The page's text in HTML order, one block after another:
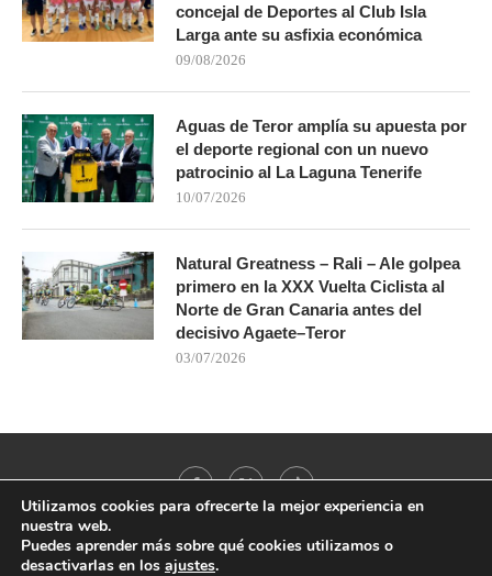
concejal de Deportes al Club Isla
Larga ante su asfixia económica
09/08/2026
Aguas de Teror amplía su apuesta por
el deporte regional con un nuevo
patrocinio al La Laguna Tenerife
10/07/2026
Natural Greatness – Rali – Ale golpea
primero en la XXX Vuelta Ciclista al
Norte de Gran Canaria antes del
decisivo Agaete–Teror
03/07/2026
@2021 - All Right Reserved. Designed and Developed by
Utilizamos cookies para ofrecerte la mejor experiencia en
nuestra web.
Puedes aprender más sobre qué cookies utilizamos o
desactivarlas en los ajustes.